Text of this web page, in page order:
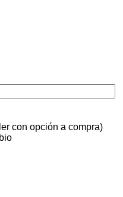
con opción a compra)